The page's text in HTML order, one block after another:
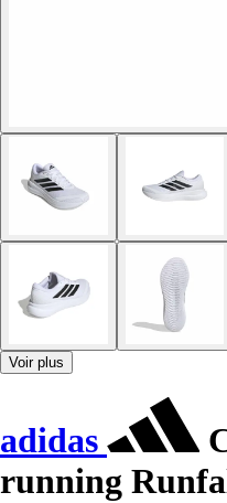
Voir plus
adidas
running